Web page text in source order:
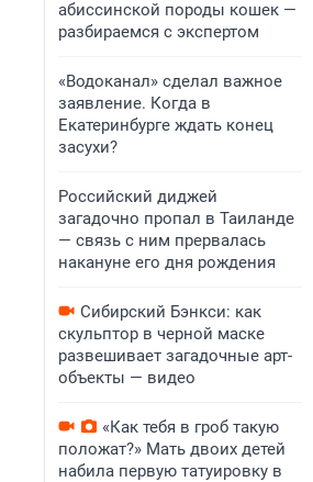
абиссинской породы кошек —
разбираемся с экспертом
«Водоканал» сделал важное
заявление. Когда в
Екатеринбурге ждать конец
засухи?
Российский диджей
загадочно пропал в Таиланде
— связь с ним прервалась
накануне его дня рождения
Сибирский Бэнкси: как
скульптор в черной маске
развешивает загадочные арт-
объекты — видео
«Как тебя в гроб такую
положат?» Мать двоих детей
набила первую татуировку в